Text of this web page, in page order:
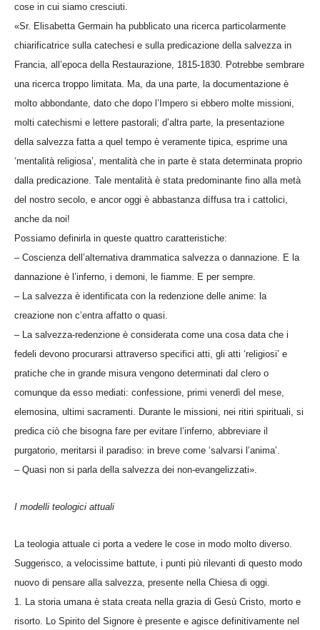
cose in cui siamo cresciuti.
«Sr. Elisabetta Germain ha pubblicato una ricerca particolarmente
chiarificatrice sulla catechesi e sulla predicazione della salvezza in
Francia, all’epoca della Restaurazione, 1815-1830. Potrebbe sembrare
una ricerca troppo limitata. Ma, da una parte, la documentazione è
molto abbondante, dato che dopo l’Impero si ebbero molte missioni,
molti catechismi e lettere pastorali; d’altra parte, la presentazione
della salvezza fatta a quel tempo è veramente tipica, esprime una
‘mentalità religiosa’, mentalità che in parte è stata determinata proprio
dalla predicazione. Tale mentalità è stata predominante fino alla metà
del nostro secolo, e ancor oggi è abbastanza díffusa tra i cattolici,
anche da noi!
Possiamo definirla in queste quattro caratteristiche:
– Coscienza dell’alternativa drammatica salvezza o dannazione. E la
dannazione è l’inferno, i demoni, le fiamme. E per sempre.
– La salvezza è identificata con la redenzione delle anime: la
creazione non c’entra affatto o quasi.
– La salvezza-redenzione è considerata come una cosa data che i
fedeli devono procurarsi attraverso specifici atti, gli atti ‘religiosi’ e
pratiche che in grande misura vengono determinati dal clero o
comunque da esso mediati: confessione, primi venerdì del mese,
elemosina, ultimi sacramenti. Durante le missioni, nei ritiri spirituali, si
predica ciò che bisogna fare per evitare l’inferno, abbreviare il
purgatorio, meritarsi il paradiso: in breve come ‘salvarsi l’anima’.
– Quasi non si parla della salvezza dei non-evangelizzati».
I modelli teologici attuali
La teologia attuale ci porta a vedere le cose in modo molto diverso.
Suggerisco, a velocissime battute, i punti più rilevanti di questo modo
nuovo di pensare alla salvezza, presente nella Chiesa di oggi.
1. La storia umana è stata creata nella grazia di Gesù Cristo, morto e
risorto. Lo Spirito del Signore è presente e agisce definitivamente nel